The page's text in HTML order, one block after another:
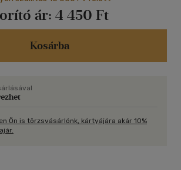
ár: 4 450 Ft
Kosárba
Ön is törzsvásárlónk, kártyájára akár 10%